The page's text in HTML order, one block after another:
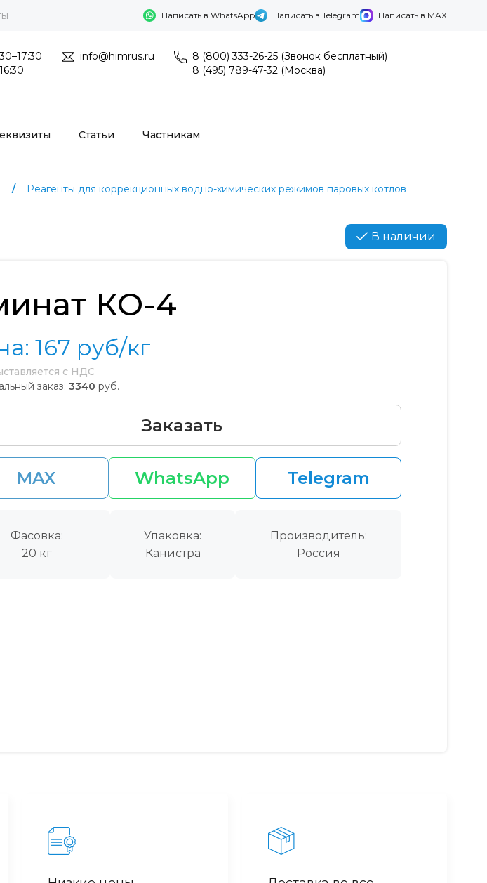
Написать в WhatsApp Написать в Telegram Написать в MAX
info@himrus.ru
8 (800) 333-26-25 (Звонок бесплатный)
8 (495) 789-47-32 (Москва)
Статьи Частникам
Реагенты для коррекционных водно-химических режимов паровых котлов
В наличии
КО-4
167 руб/кг
с НДС
заказ: 3340 руб.
Заказать
MAX WhatsApp Telegram
Фасовка:
20 кг
Упаковка:
Канистра
Производитель:
Россия